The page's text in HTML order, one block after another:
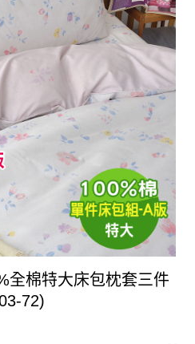
全棉特大床包枕套三件
72)